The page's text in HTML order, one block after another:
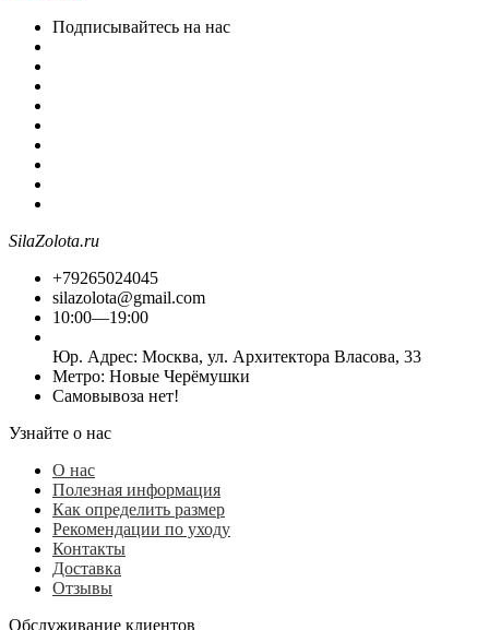
Подписывайтесь на нас
SilaZolota.ru
+79265024045
silazolota@gmail.com
10:00—19:00
Юр. Адреc: Москва, ул. Архитектора Власова, 33
Метро: Новые Черёмушки
Самовывоза нет!
Узнайте о нас
О нас
Полезная информация
Как определить размер
Рекомендации по уходу
Контакты
Доставка
Отзывы
Обслуживание клиентов